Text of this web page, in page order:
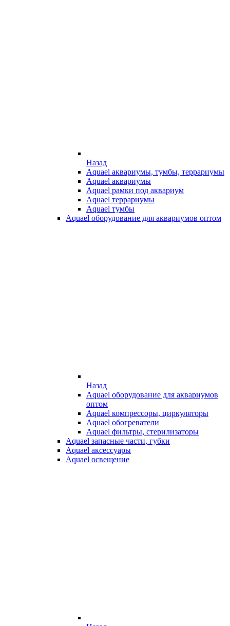
Назад
Aquael аквариумы, тумбы, террариумы
Aquael аквариумы
Aquael рамки под аквариум
Aquael террариумы
Aquael тумбы
Aquael оборудование для аквариумов оптом
Назад
Aquael оборудование для аквариумов
оптом
Aquael компрессоры, циркуляторы
Aquael обогреватели
Aquael фильтры, стерилизаторы
Aquael запасные части, губки
Aquael аксессуары
Aquael освещение